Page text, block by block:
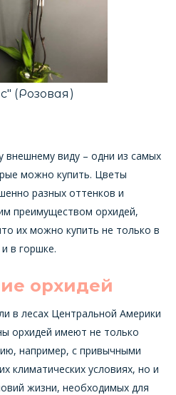
(Розовая)
внешнему виду – одни из самых
можно купить. Цветы
разных оттенков и
преимуществом орхидей,
их можно купить не только в
в горшке.
орхидей
в лесах Центральной Америки
орхидей имеют не только
например, с привычными
климатических условиях, но и
жизни, необходимых для